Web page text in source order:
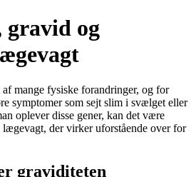
gravid og
mange fysiske forandringer, og for
symptomer som sejt slim i svælget eller
oplever disse gener, kan det være
lægevagt, der virker uforstående over for
graviditeten